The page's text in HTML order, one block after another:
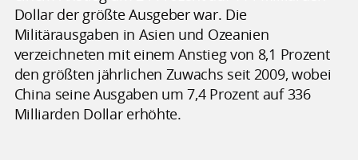
Dollar der größte Ausgeber war. Die
Militärausgaben in Asien und Ozeanien
verzeichneten mit einem Anstieg von 8,1 Prozent
den größten jährlichen Zuwachs seit 2009, wobei
China seine Ausgaben um 7,4 Prozent auf 336
Milliarden Dollar erhöhte.